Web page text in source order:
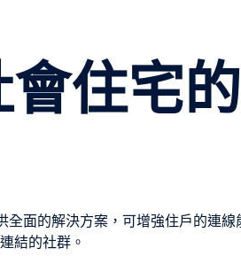
住宅的
面的解決方案，可增強住戶的連線
結的社群。